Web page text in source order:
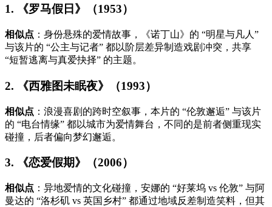
1. 《罗马假日》（1953）
相似点 ：身份悬殊的爱情故事，《诺丁山》的 “明星与凡人”
与该片的 “公主与记者” 都以阶层差异制造戏剧冲突，共享
“短暂逃离与真爱抉择” 的主题。
2. 《西雅图未眠夜》（1993）
相似点 ：浪漫喜剧的跨时空叙事，本片的 “伦敦邂逅” 与该片
的 “电台情缘” 都以城市为爱情舞台，不同的是前者侧重现实
碰撞，后者偏向梦幻邂逅。
3. 《恋爱假期》（2006）
相似点 ：异地爱情的文化碰撞，安娜的 “好莱坞 vs 伦敦” 与阿
曼达的 “洛杉矶 vs 英国乡村” 都通过地域反差制造笑料，但其